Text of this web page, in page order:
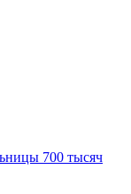
700 тысяч